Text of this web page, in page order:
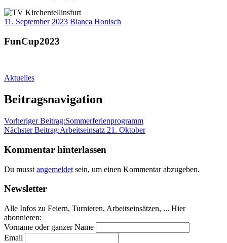
11. September 2023 Bianca Honisch
FunCup2023
Aktuelles
Beitragsnavigation
Vorheriger Beitrag:Sommerferienprogramm
Nächster Beitrag:Arbeitseinsatz 21. Oktober
Kommentar hinterlassen
Du musst angemeldet sein, um einen Kommentar abzugeben.
Newsletter
Alle Infos zu Feiern, Turnieren, Arbeitseinsätzen, ... Hier
abonnieren:
Vorname oder ganzer Name
Email